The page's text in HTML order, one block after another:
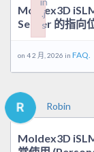
Moldex3D
Server 的指向
on 4 2 月, 2026 in FAQ.
Robin
Moldex3D
.j
s
Failed to